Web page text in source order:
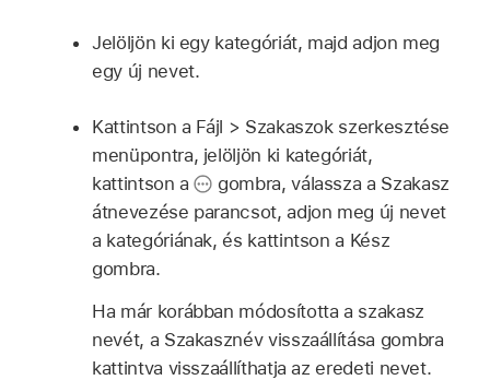
Jelöljön ki egy kategóriát, majd adjon meg
egy új nevet.
Kattintson a Fájl > Szakaszok szerkesztése
menüpontra, jelöljön ki kategóriát,
kattintson a
gombra, válassza a Szakasz
átnevezése parancsot, adjon meg új nevet
a kategóriának, és kattintson a Kész
gombra.
Ha már korábban módosította a szakasz
nevét, a Szakasznév visszaállítása gombra
kattintva visszaállíthatja az eredeti nevet.